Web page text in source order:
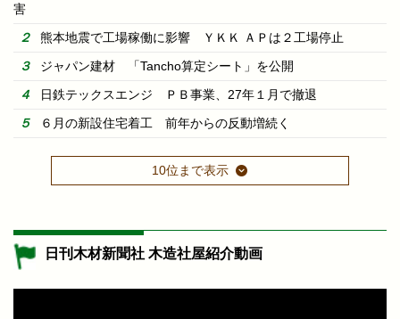
害
熊本地震で工場稼働に影響 ＹＫＫ ＡＰは２工場停止
ジャパン建材 「Tancho算定シート」を公開
日鉄テックスエンジ ＰＢ事業、27年１月で撤退
６月の新設住宅着工 前年からの反動増続く
10位まで表示
日刊木材新聞社 木造社屋紹介動画